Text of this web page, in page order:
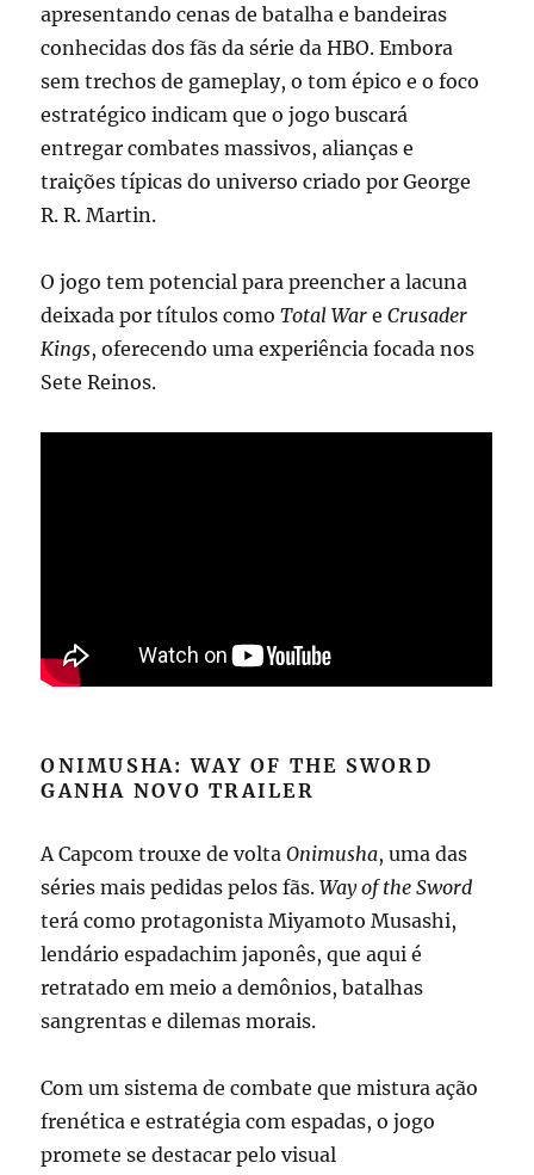
apresentando cenas de batalha e bandeiras
conhecidas dos fãs da série da HBO. Embora
sem trechos de gameplay, o tom épico e o foco
estratégico indicam que o jogo buscará
entregar combates massivos, alianças e
traições típicas do universo criado por George
R. R. Martin.
O jogo tem potencial para preencher a lacuna
deixada por títulos comoTotal War eCrusader
Kings, oferecendo uma experiência focada nos
Sete Reinos.
ONIMUSHA: WAY OF THE SWORD
GANHA NOVO TRAILER
A Capcom trouxe de voltaOnimusha, uma das
séries mais pedidas pelos fãs.Way of the Sword
terá como protagonista Miyamoto Musashi,
lendário espadachim japonês, que aqui é
retratado em meio a demônios, batalhas
sangrentas e dilemas morais.
Com um sistema de combate que mistura ação
frenética e estratégia com espadas, o jogo
promete se destacar pelo visual